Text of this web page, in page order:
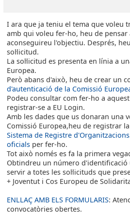
I ara que ja teniu el tema que voleu
amb qui voleu fer-ho, heu de
aconseguireu l'objectiu. Després,
sol·licitud.
La sol·licitud es presenta en línia a
Europea.
Però abans d'això, heu de crear un
d'autenticació de la Comissió
Podeu consultar com fer-ho a aquest
registrar-se a EU Login.
Amb les dades que us donaran una
Comissió Europea,heu de registrar
Sistema de Registre d'Organitzacions
oficials per fer-ho.
Tot això només es fa la primera
Obtindreu un número d'identificació
servir a totes lessol·licituds que
+ Joventut i Cos Europeu de
ENLLAÇ AMB ELS FORMULARIS:
convocatòries obertes.